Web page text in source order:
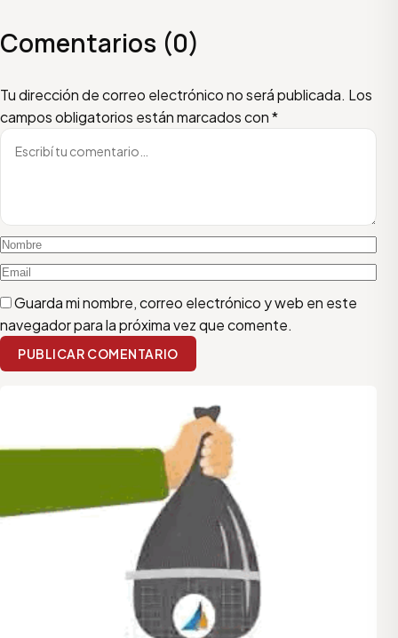
Comentarios (0)
Tu dirección de correo electrónico no será publicada. Los
campos obligatorios están marcados con*
Escribí tu comentario
Nombre
Email
Guarda mi nombre, correo electrónico y web en este
navegador para la próxima vez que comente.
PUBLICAR COMENTARIO